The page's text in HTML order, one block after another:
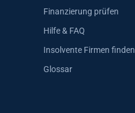
Finanzierung prüfen
Hilfe & FAQ
Insolvente Firmen finden
Glossar